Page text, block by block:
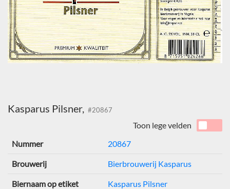
Kasparus Pilsner, #20867
Toon lege velden
Nummer
20867
Brouwerij Bierbrouwerij Kasparus
Biernaam op etiket Kasparus Pilsner